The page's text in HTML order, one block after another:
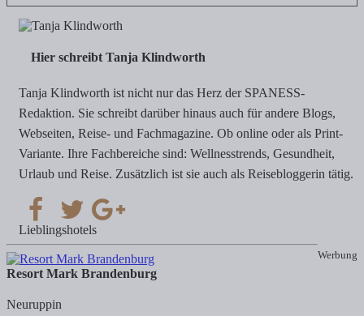
Hier schreibt Tanja Klindworth
Tanja Klindworth ist nicht nur das Herz der SPANESS-
Redaktion. Sie schreibt darüber hinaus auch für andere Blogs,
Webseiten, Reise- und Fachmagazine. Ob online oder als Print-
Variante. Ihre Fachbereiche sind: Wellnesstrends, Gesundheit,
Urlaub und Reise. Zusätzlich ist sie auch als Reisebloggerin tätig.
Werbung
Lieblingshotels
Resort Mark Brandenburg
Neuruppin